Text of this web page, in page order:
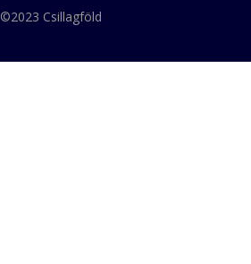
©2023 Csillagföld